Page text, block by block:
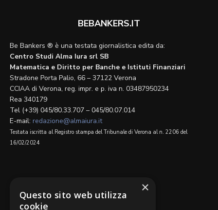
BEBANKERS.IT
Be Bankers ® è una testata giornalistica edita da:
Centro Studi Alma Iura srl SB
Matematica e Diritto per Banche e Istituti Finanziari
Stradone Porta Palio, 66 – 37122 Verona
CCIAA di Verona, reg. impr. e p. iva n. 03487950234
Rea 340179
Tel (+39) 045/80.33.707 – 045/80.07.014
E-mail: redazione@almaiura.it
Testata iscritta al Registro stampa del Tribunale di Verona al n. 2206 del
16/02/2024
×
Questo sito web utilizza
cookie